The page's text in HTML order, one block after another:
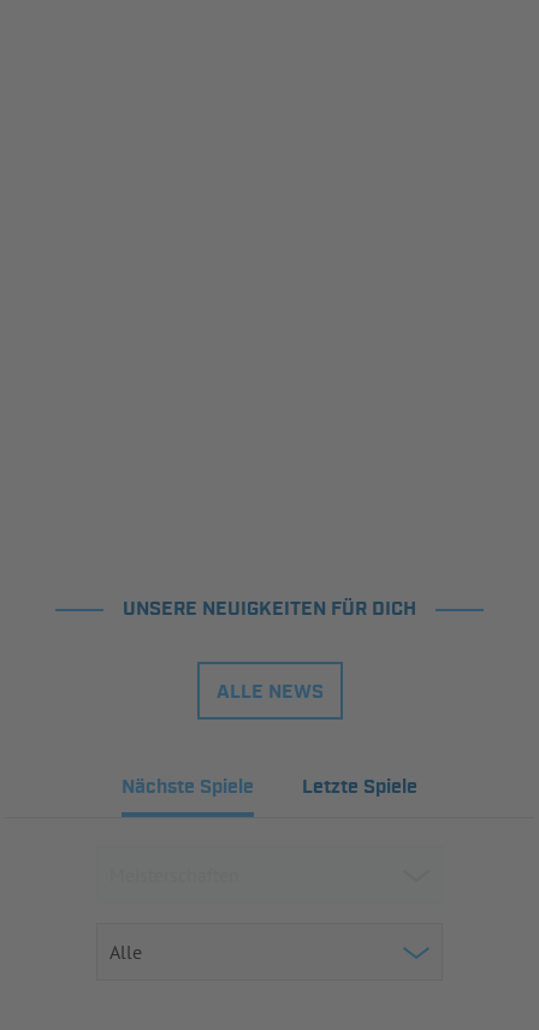
UNSERE NEUIGKEITEN FÜR DICH
ALLE NEWS
Nächste Spiele Letzte Spiele